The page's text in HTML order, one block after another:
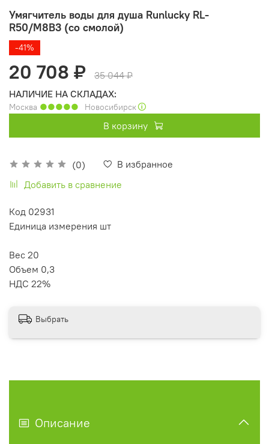
Умягчитель воды для душа Runlucky RL-
R50/M8B3 (со смолой)
(0)
В избранное
Добавить в сравнение
-41%
20 708 ₽
35 044 ₽
НАЛИЧИЕ НА СКЛАДАХ:
Москва ●●●●● Новосибирск🛈
В корзину
Код 02931
Единица измерения шт
Вес 20
Объем 0,3
НДС 22%
Выбрать
Описание